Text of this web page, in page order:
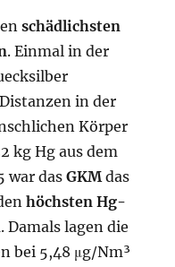
schädlichsten
. Einmal in der
in der
Körper
kg Hg aus dem
war dasGKMdas
höchsten Hg-
. Damals lagen die
bei 5,48 μg/Nm³